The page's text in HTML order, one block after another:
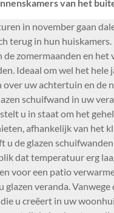
van het
in november gaan
terug in hun
de zomermaanden en het
Ideaal om wel het hele
over uw achtertuin en de
schuifwand in uw
u in staat om het
afhankelijk van het
u de glazen
dat temperatuur erg
voor een patio
glazen veranda. Vanwege
u creëert in uw